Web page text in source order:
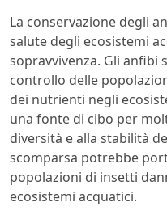
La conservazione degli
salute degli ecosistemi
sopravvivenza. Gli anfibi
controllo delle
dei nutrienti negli
una fonte di cibo per
diversità e alla stabilità
scomparsa potrebbe
popolazioni di insetti
ecosistemi acquatici.